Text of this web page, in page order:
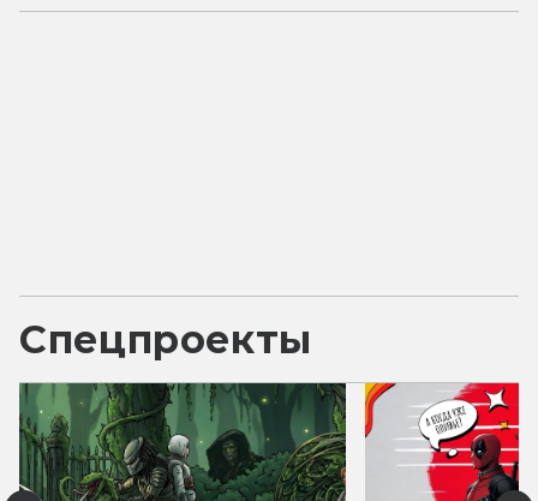
Спецпроекты